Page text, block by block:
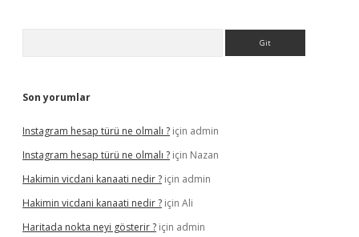
Son yorumlar
Instagram hesap türü ne olmalı ? için admin
Instagram hesap türü ne olmalı ? için Nazan
Hakimin vicdani kanaati nedir ? için admin
Hakimin vicdani kanaati nedir ? için Ali
Haritada nokta neyi gösterir ? için admin